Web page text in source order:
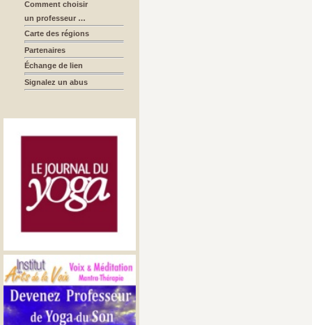
Comment choisir
un professeur …
Carte des régions
Partenaires
Échange de lien
Signalez un abus